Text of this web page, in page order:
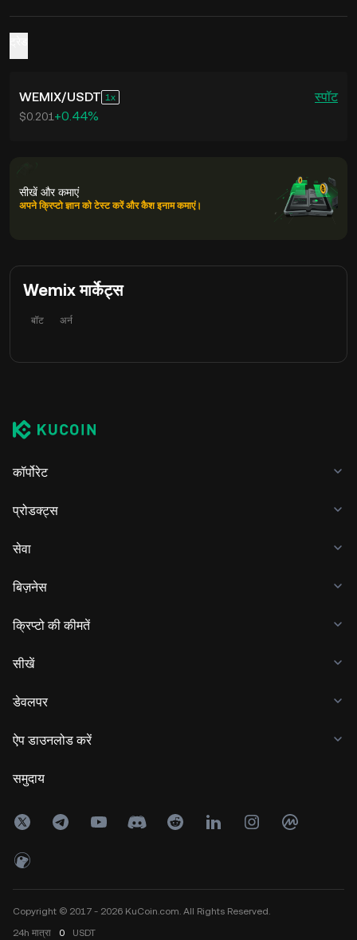
WEMIX/USDT 1 स्पॉट
$0.201 +0.44%
सीखें और कमाएं
अपने क्रिप्टो ज्ञान को टेस्ट करें और कैश इनाम कमाएं।
Wemix मार्केट्स
बॉट अर्न
कॉर्पोरेट
प्रोडक्ट्स
सेवा
बिज़नेस
क्रिप्टो की कीमतें
सीखें
डेवलपर
ऐप डाउनलोड करें
समुदाय
Copyright © 2017 - 2026 KuCoin.com. All Rights Reserved.
24h मात्रा 0 USDT